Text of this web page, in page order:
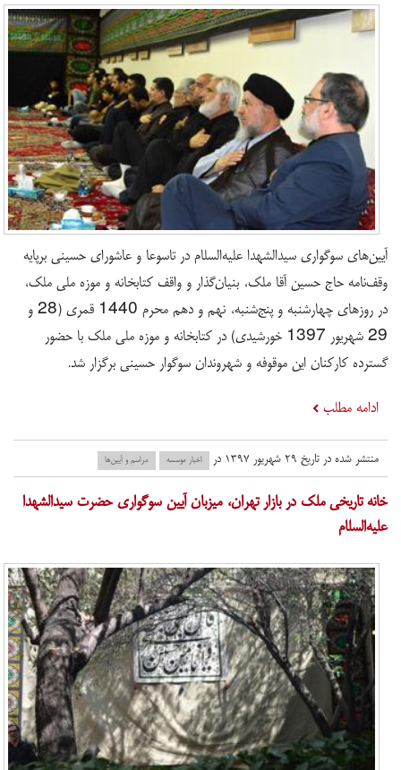
آیین‌های سوگواری سیدالشهدا علیه‌السلام در تاسوعا و عاشورای حسینی برپایه
وقف‌نامه حاج حسین آقا ملک، بنیان‌گذار و واقف کتابخانه و موزه ملی ملک،
در روزهای چهارشنبه و پنج‌شنبه، نهم و دهم محرم 1440 قمری (28 و
29 شهریور 1397 خورشیدی) در کتابخانه و موزه ملی ملک با حضور
گسترده کارکنان این موقوفه و شهروندان سوگوار حسینی برگزار شد.
ادامه مطلب
منتشر شده در تاریخ ۲۹ شهریور ۱۳۹۷ در اخبار موسسه مراسم و آیین‌ها
​خانه تاریخی ملک در بازار تهران، میزبان آیین سوگواری حضرت سیدالشهدا
علیه‌السلام